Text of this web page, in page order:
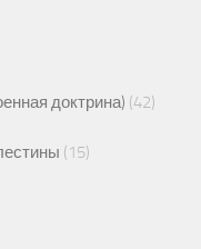
доктрина) (42)
(15)